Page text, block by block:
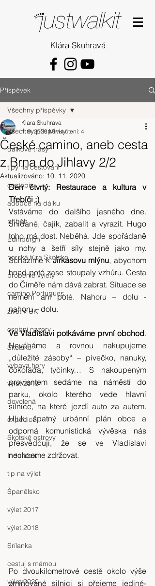
Klára Skuhravá
Příspěvek
Všechny příspěvky
dalkove trasy
tipy na cestovani
cestopis
adopce na dálku
příběh
Edinburgh
horská túra Skotsko
probehle vylety
camino Portugues
zivot v UK
osobni nazory
Skotsko
vybava hory
výlet 2019
dovolená
expedice
Skotské ostrovy
Indonésie
tip na výlet
Španělsko
výlet 2017
výlet 2018
Srílanka
cestuj s mámou
výlet 2020
Všechny příspěvky
České camino, aneb cesta
z Brna do Jihlavy 2/2
Klara Skuhrava
1. 9. 2020 Minut čtení: 4
Aktualizováno: 10. 11. 2020
Den čtvrtý: Restaurace a kultura v
Třebíči :)
Vstáváme do dalšího jasného dne.
Snídaně, čajík, zabalit a vyrazit. Hugo
toho má dost. Neběhá. Jde spořádaně
u nohy a šetří síly stejně jako my.
Scházíme k Jirkasovu mlýnu, abychom
hned poté zase stoupaly vzhůru. Cesta
do Číměře nám dává zabrat. Situace se
nemění ani poté. Nahoru – dolu -
nahoru – dolu.
Ve Vladislavi potkáváme první obchod.
Neváháme a rovnou nakupujeme
„důležité zásoby“ – pivečko, nanuky,
čokoláda, tyčinky… S nakoupeným
proviantem sedáme na náměstí do
parku, okolo kterého vede hlavní
silnice, na které jezdí auto za autem.
Hluk, špatný urbánní plán obce a
odporná komunistická vývěska nás
přesvědčují, že se ve Vladislavi
nechceme zdržovat.
Po dvoukilometrové cestě okolo výše
zmiňované silnici si přejeme jediné-